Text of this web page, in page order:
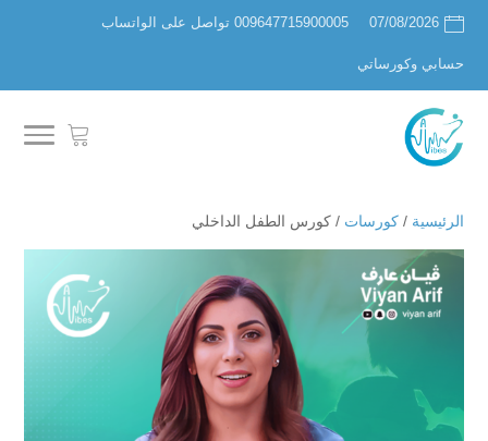
07/08/2026 009647715900005 تواصل على الواتساب
حسابي وكورساتي
الرئيسية / كورسات / كورس الطفل الداخلي